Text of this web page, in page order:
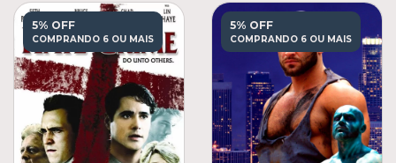
5% OFF
COMPRANDO 6 OU MAIS
5% OFF
COMPRANDO 6 OU MAIS